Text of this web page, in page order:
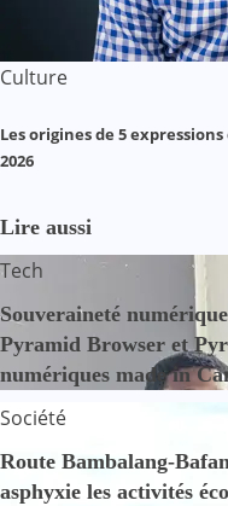
Culture
Les origines de 5
2026
Lire aussi
Tech
Souveraineté
Pyramid Browser et
numériques made in
Société
Route Bambalang-
asphyxie les activités